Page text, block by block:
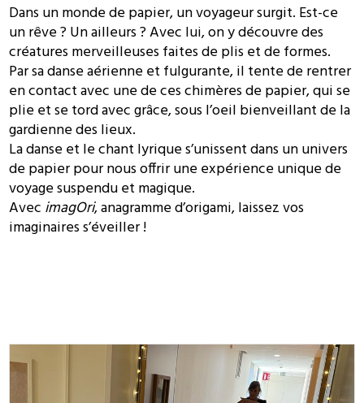
Dans un monde de papier, un voyageur surgit. Est-ce
un rêve ? Un ailleurs ? Avec lui, on y découvre des
créatures merveilleuses faites de plis et de formes.
Par sa danse aérienne et fulgurante, il tente de rentrer
en contact avec une de ces chimères de papier, qui se
plie et se tord avec grâce, sous l’oeil bienveillant de la
gardienne des lieux.
La danse et le chant lyrique s’unissent dans un univers
de papier pour nous offrir une expérience unique de
voyage suspendu et magique.
Avec imagOri, anagramme d’origami, laissez vos
imaginaires s’éveiller !